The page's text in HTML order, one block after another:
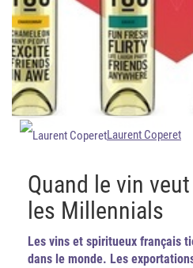
Laurent Coperet
Quand le vin
les Millennials
Les vins et spiritueux français
dans le monde. Les